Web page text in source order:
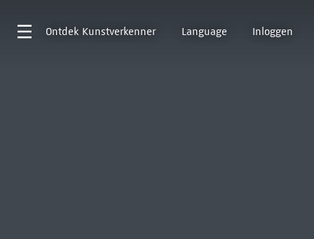
Ontdek Kunstverkenner Language Inloggen